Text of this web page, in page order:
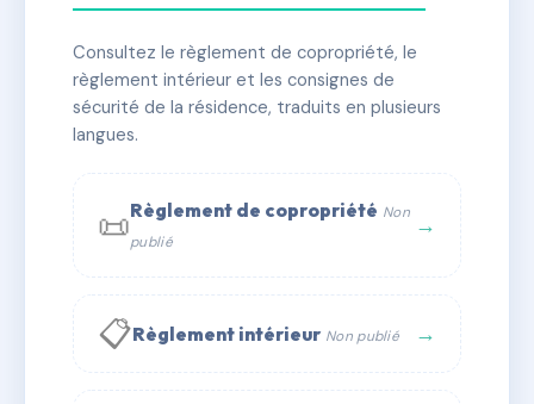
✓ Immatriculée 🏠 48 lots 🏗 1 bâtiment(s)
📞 Contacter Syndic Digital
Consultez le règlement de copropriété, le
règlement intérieur et les consignes de
sécurité de la résidence, traduits en plusieurs
langues.
📜Règlement de copropriété Non
publié
→
📋Règlement intérieur Non publié →